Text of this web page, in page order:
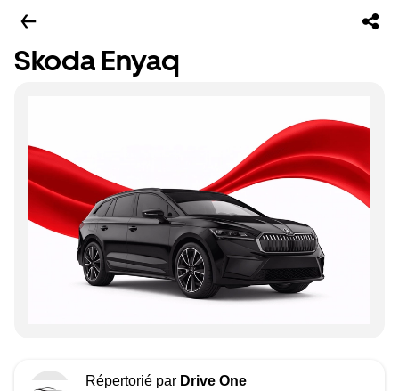
Skoda Enyaq
Répertorié par Drive One